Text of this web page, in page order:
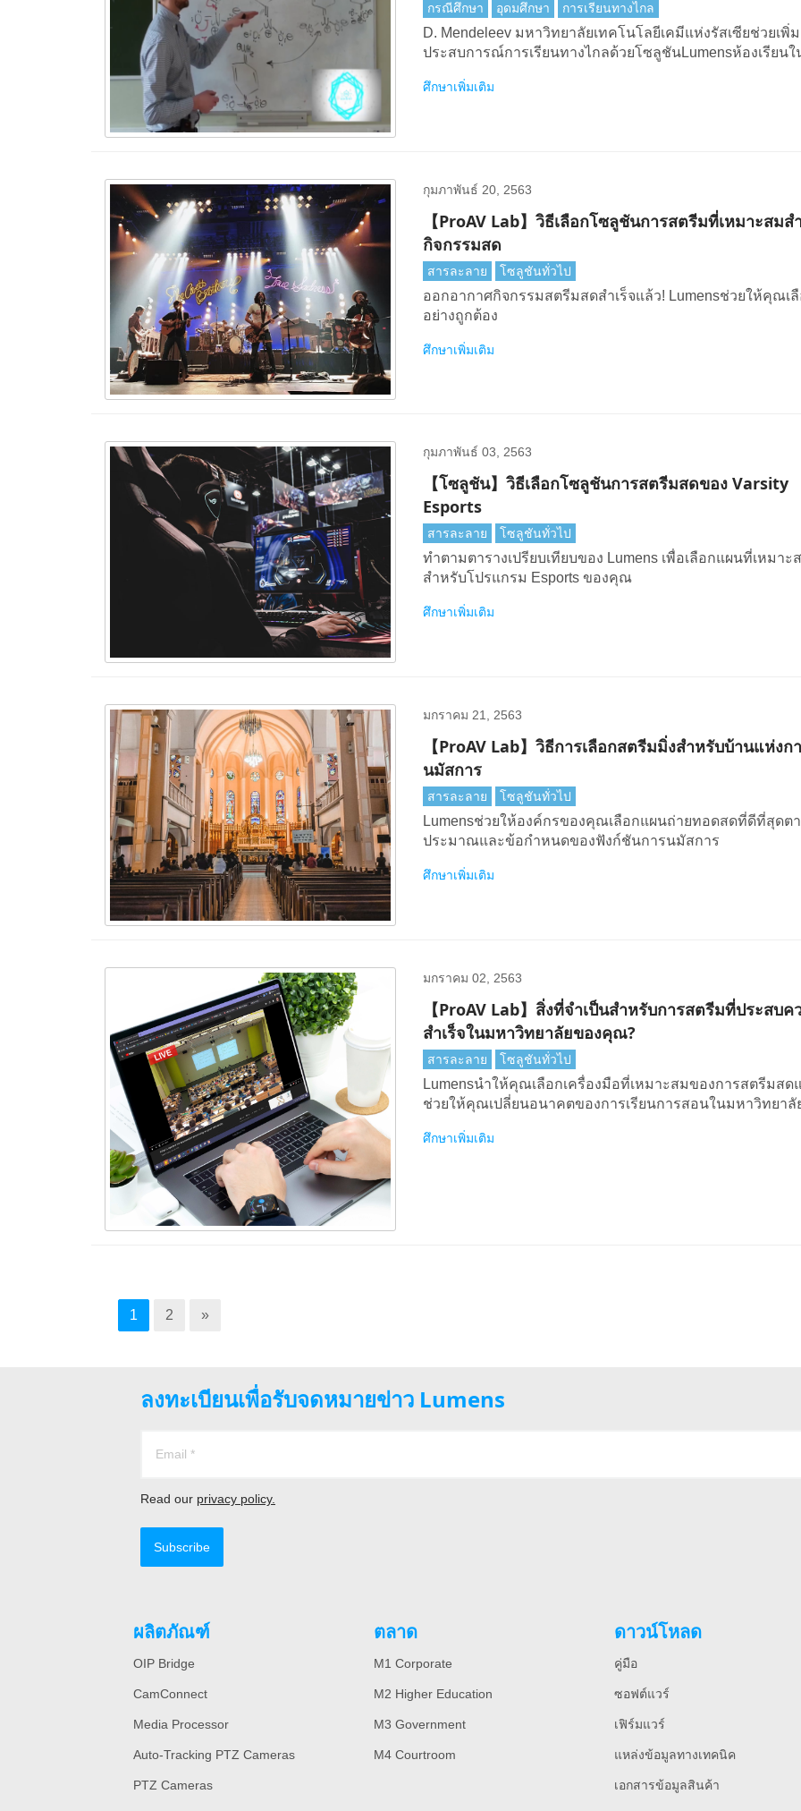
กรณีศึกษา อุดมศึกษา การเรียนทางไกล
D. Mendeleev มหาวิทยาลัยเทคโนโลยีเคมีแห่งรัสเซียช่วยเพิ่ม
ประสบการณ์การเรียนทางไกลด้วยโซลูชันLumensห้องเรียนใ
ศึกษาเพิ่มเติม
กุมภาพันธ์ 20, 2563
【ProAV Lab】วิธีเลือกโซลูชันการสตรีมที่เหมาะสมสํ
กิจกรรมสด
สารละลาย โซลูชันทั่วไป
ออกอากาศกิจกรรมสตรีมสดสําเร็จแล้ว! Lumensช่วยให้คุณเลือกได้
อย่างถูกต้อง
ศึกษาเพิ่มเติม
กุมภาพันธ์ 03, 2563
【โซลูชัน】วิธีเลือกโซลูชันการสตรีมสดของ Varsity
Esports
สารละลาย โซลูชันทั่วไป
ทําตามตารางเปรียบเทียบของ Lumens เพื่อเลือกแผนที่เหมา
สําหรับโปรแกรม Esports ของคุณ
ศึกษาเพิ่มเติม
มกราคม 21, 2563
【ProAV Lab】วิธีการเลือกสตรีมมิ่งสําหรับบ้านแห่งก
นมัสการ
สารละลาย โซลูชันทั่วไป
Lumensช่วยให้องค์กรของคุณเลือกแผนถ่ายทอดสดที่ดีที่สุดต
ประมาณและข้อกําหนดของฟังก์ชันการนมัสการ
ศึกษาเพิ่มเติม
มกราคม 02, 2563
【ProAV Lab】สิ่งที่จําเป็นสําหรับการสตรีมที่ประสบค
สําเร็จในมหาวิทยาลัยของคุณ?
สารละลาย โซลูชันทั่วไป
Lumensนําให้คุณเลือกเครื่องมือที่เหมาะสมของการสตรีมสด
ช่วยให้คุณเปลี่ยนอนาคตของการเรียนการสอนในมหาวิทยาลั
ศึกษาเพิ่มเติม
1 2 »
ลงทะเบียนเพื่อรับจดหมายข่าว Lumens
Read our privacy policy.
Subscribe
ผลิตภัณฑ์
OIP Bridge
CamConnect
Media Processor
Auto-Tracking PTZ Cameras
PTZ Cameras
ตลาด
M1 Corporate
M2 Higher Education
M3 Government
M4 Courtroom
ดาวน์โหลด
คู่มือ
ซอฟต์แวร์
เฟิร์มแวร์
แหล่งข้อมูลทางเทคนิค
เอกสารข้อมูลสินค้า